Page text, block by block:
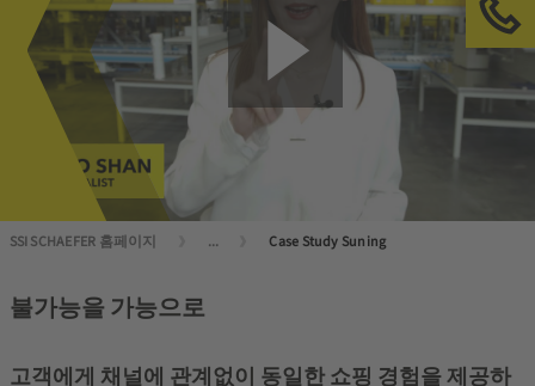
SSI SCHAEFER 홈페이지 ... Case Study Suning
불가능을 가능으로
고객에게 채널에 관계없이 동일한 쇼핑 경험을 제공하
전